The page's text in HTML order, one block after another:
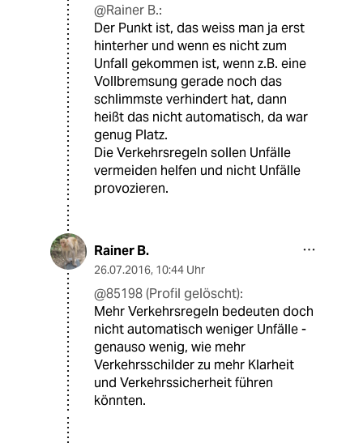
@Rainer B.:
Der Punkt ist, das weiss man ja erst
hinterher und wenn es nicht zum
Unfall gekommen ist, wenn z.B. eine
Vollbremsung gerade noch das
schlimmste verhindert hat, dann
heißt das nicht automatisch, da war
genug Platz.
Die Verkehrsregeln sollen Unfälle
vermeiden helfen und nicht Unfälle
provozieren.
Rainer B.
26.07.2016, 10:44 Uhr
@85198 (Profil gelöscht):
Mehr Verkehrsregeln bedeuten doch
nicht automatisch weniger Unfälle -
genauso wenig, wie mehr
Verkehrsschilder zu mehr Klarheit
und Verkehrssicherheit führen
könnten.